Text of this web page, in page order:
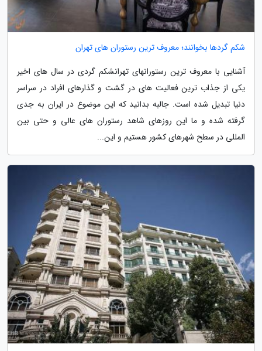
شکم گردها بخوانند؛ معروف ترین رستوران های تهران
آشنایی با معروف ترین رستورانهای تهرانشکم گردی در سال های اخیر
یکی از جذاب ترین فعالیت های در گشت و گذارهای افراد در سراسر
دنیا تبدیل شده است. جالبه بدانید که این موضوع در ایران به جدی
گرفته شده و ما این روزهای شاهد رستوران های عالی و حتی بین
المللی در سطح شهرهای کشور هستیم و این...